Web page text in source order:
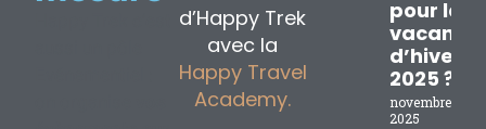
d’Happy Trek
avec la
Happy Travel
Academy.
pour les
d’hiver
2025 ?
novembre 17,
2025